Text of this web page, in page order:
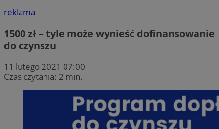
reklama
1500 zł – tyle może wynieść dofinansowanie
do czynszu
11 lutego 2021 07:00
Czas czytania: 2 min.